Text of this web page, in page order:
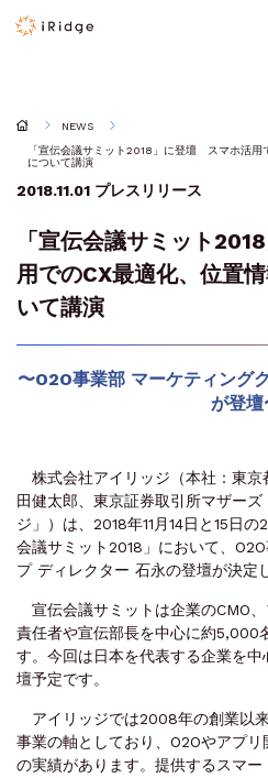
NEWS
「宣伝会議サミット2018」に登壇 スマホ活用
について講演
2018.11.01 プレスリリース
「宣伝会議サミット
用でのCX最適化、位置
いて講演
〜O2O事業部 マーケティング
が登壇
株式会社アイリッジ（本社：東京
田健太郎、東京証券取引所マザー
ジ」）は、2018年11月14日と15日
会議サミット2018」において、
プ ディレクター 石永の登壇が決定
宣伝会議サミットは企業のCMO
責任者や宣伝部長を中心に約5,000
す。今回は日本を代表する企業を
壇予定です。
アイリッジでは2008年の創業以
事業の軸としており、O2Oやアプ
の実績があります。提供するスマ